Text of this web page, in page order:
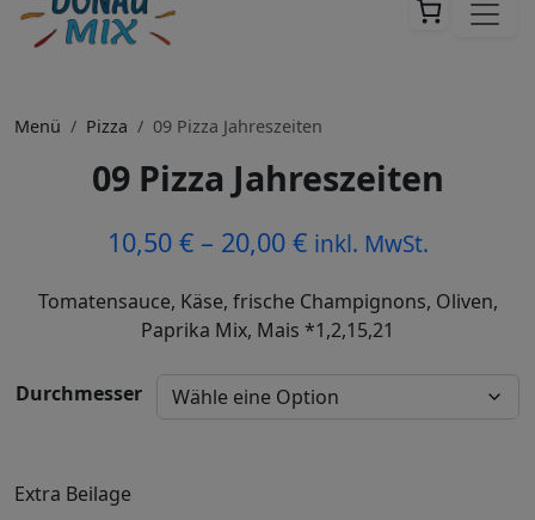
Menü Pizza 09 Pizza Jahreszeiten
09 Pizza Jahreszeiten
10,50 €– 20,00 € inkl. MwSt.
Tomatensauce, Käse, frische Champignons, Oliven,
Paprika Mix, Mais *1,2,15,21
Durchmesser
Extra Beilage